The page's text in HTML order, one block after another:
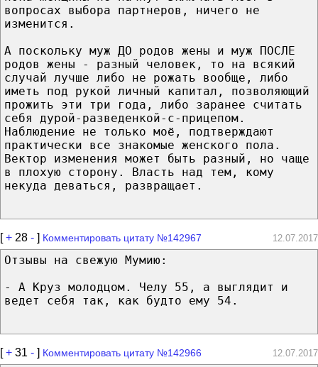
вопросах выбора партнеров, ничего не
изменится.
А поскольку муж ДО родов жены и муж ПОСЛЕ
родов жены - разный человек, то на всякий
случай лучше либо не рожать вообще, либо
иметь под рукой личный капитал, позволяющий
прожить эти три года, либо заранее считать
себя дурой-разведенкой-с-прицепом.
Наблюдение не только моё, подтверждают
практически все знакомые женского пола.
Вектор изменения может быть разный, но чаще
в плохую сторону. Власть над тем, кому
некуда деваться, развращает.
[+ 28 - ] Комментировать цитату №142967 12.07.2017
Отзывы на свежую Мумию:
- А Круз молодцом. Челу 55, а выглядит и
ведет себя так, как будто ему 54.
[+ 31 - ] Комментировать цитату №142966 12.07.2017